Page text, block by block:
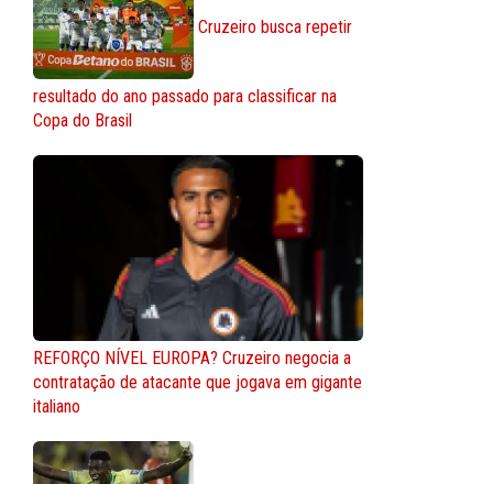
Cruzeiro busca repetir
resultado do ano passado para classificar na
Copa do Brasil
REFORÇO NÍVEL EUROPA? Cruzeiro negocia a
contratação de atacante que jogava em gigante
italiano